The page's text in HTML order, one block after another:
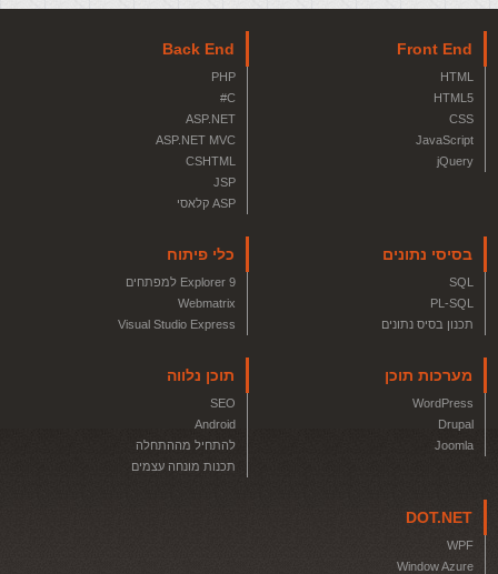
Front End
HTML
HTML5
CSS
JavaScript
jQuery
Back End
PHP
C#
ASP.NET
ASP.NET MVC
CSHTML
JSP
ASP קלאסי
בסיסי נתונים
SQL
PL-SQL
תכנון בסיס נתונים
כלי פיתוח
Explorer 9 למפתחים
Webmatrix
Visual Studio Express
מערכות תוכן
WordPress
Drupal
Joomla
תוכן נלווה
SEO
Android
להתחיל מההתחלה
תכנות מונחה עצמים
DOT.NET
WPF
Window Azure